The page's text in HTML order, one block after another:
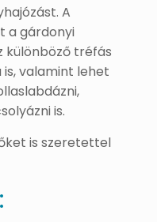
A
a gárdonyi
különböző tréfás
valamint lehet
is.
is szeretettel